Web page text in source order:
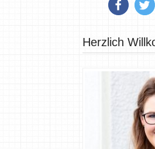
Herzlich